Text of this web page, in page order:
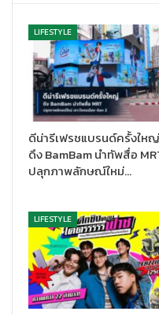
ไฟฟ้าที่แมทช์กับการใช้งานภ
Smart Appliance ลูกค้าสา
สินค้าโดยมีผู้เชี่ยวชาญคอยใ
ลูกค้าเลือกสินค้าที่ตรงกับคว
สินค้าระดับพรีเมียม เอ็กซ์คลู
ให้ได้อัพเดทอัพเทรนด์อยู่เสม
ดีไซน์ ฟังก์ชันการใช้งานทันส
ไร้สายเพื่อการควบคุมเครื่อ
แบบ มั่นใจว่า เพาเวอร์บาย เ
กลุ่มไฮสเปนดิ้งได้มากยิ่งขึ้น
แน่นอน”
LIFESTYLE
ดีน่ารีเฟรชแบรนด์ครั้งใหญ่
ดึง BamBam นำทัพสื่อ
ปลุกภาพลักษณ์ใหม่…
LIFESTYLE